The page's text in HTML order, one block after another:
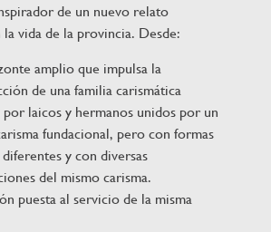
de un nuevo relato
vida de la provincia. Desde:
amplio que impulsa la
de una familia carismática
por laicos y hermanos unidos por un
fundacional, pero con formas
diferentes y con diversas
del mismo carisma.
puesta al servicio de la misma